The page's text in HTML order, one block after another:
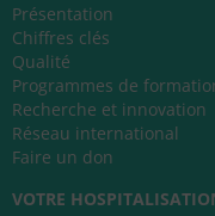
Présentation
Chiffres clés
Qualité
Programmes de
Recherche et innovation
Réseau international
Faire un don
VOTRE